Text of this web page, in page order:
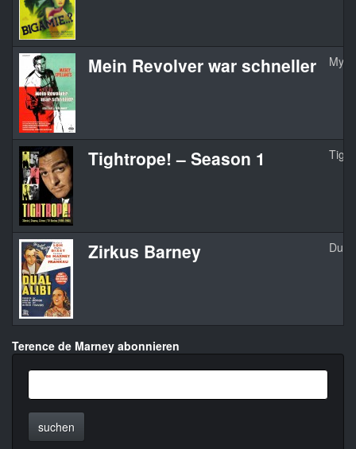
Mein Revolver war schneller My
Tightrope! – Season 1
Zirkus Barney Dual
Terence de Marney abonnieren
suchen